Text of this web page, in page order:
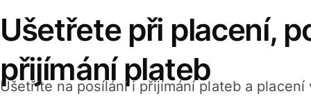
Ušetřete při placení,
přijímání plateb
Ušetříte na posílání i přijímání plateb a